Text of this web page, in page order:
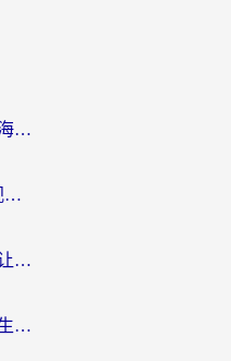
国外可以看央视影音吗知乎？海外党亲测有效的回国加速方案
海外党必看：选对“海外看电视剧软件”，再也不用愁国内剧刷不了
国外如何听国内音乐软件？别让地域限制，断了你的中文歌单
海外哪里能看奥运直播？留学生&海外华人必看的体育赛事观赛终极指南